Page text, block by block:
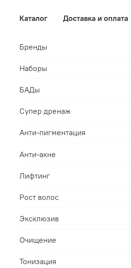
Каталог Доставка и оплата
Бренды
Наборы
БАДы
Супер дренаж
Анти-пигментация
Анти-акне
Лифтинг
Рост волос
Эксклюзив
Очищение
Тонизация